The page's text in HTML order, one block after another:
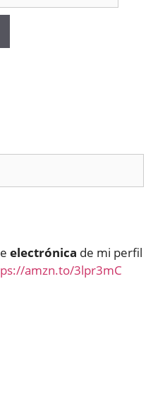
electrónica de mi perfil
amzn.to/3lpr3mC